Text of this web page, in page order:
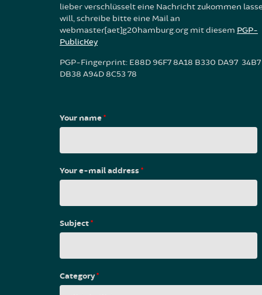
lieber verschlüsselt eine Nachricht zukommen
will, schreibe bitte eine Mail an
webmaster[aet]g20hamburg.org mit diesem PGP-
PublicKey
PGP-Fingerprint: E88D 96F7 8A18 B330 DA97 34B7
DB38 A94D 8C53 78
Your name*
Your e-mail address*
Subject*
Category*